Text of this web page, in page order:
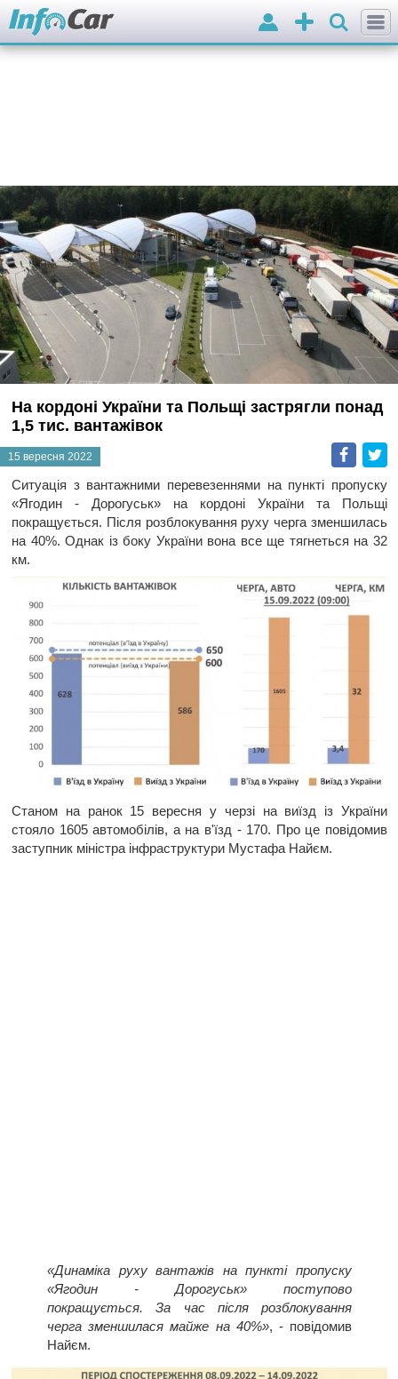
Додати
оголошення
Вхід
На кордоні України та Польщі застрягли понад
1,5 тис. вантажівок
15 вересня 2022
Ситуація з вантажними перевезеннями на пункті пропуску
«Ягодин - Дорогуськ» на кордоні України та Польщі
покращується. Після розблокування руху черга зменшилась
на 40%. Однак із боку України вона все ще тягнеться на 32
км.
Станом на ранок 15 вересня у черзі на виїзд із України
стояло 1605 автомобілів, а на в'їзд - 170. Про це повідомив
заступник міністра інфраструктури Мустафа Найєм.
«Динаміка руху вантажів на пункті пропуску
«Ягодин - Дорогуськ» поступово
покращується. За час після розблокування
черга зменшилася майже на 40%», - повідомив
Найєм.